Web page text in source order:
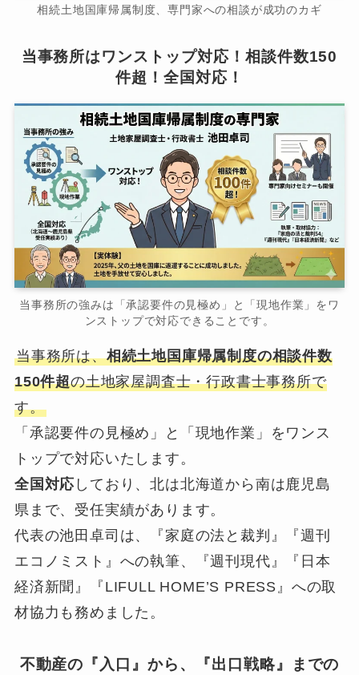
相続土地国庫帰属制度、専門家への相談が成功のカギ
当事務所はワンストップ対応！相談件数150
件超！全国対応！
当事務所の強みは「承認要件の見極め」と「現地作業」をワ
ンストップで対応できることです。
当事務所は、相続土地国庫帰属制度の相談件数
150件超の土地家屋調査士・行政書士事務所で
す。
「承認要件の見極め」と「現地作業」をワンス
トップで対応いたします。
全国対応 しており、北は北海道から南は鹿児島
県まで、受任実績があります。
代表の池田卓司は、『家庭の法と裁判』『週刊
エコノミスト』への執筆、『週刊現代』『日本
経済新聞』『LIFULL HOME’S PRESS』への取
材協力も務めました。
不動産の『入口』から、『出口戦略』までの